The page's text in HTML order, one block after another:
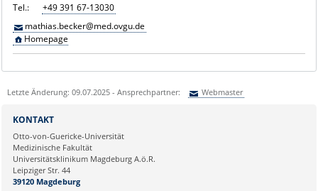
Tel.:
+49 391 67-13030
mathias.becker@med.ovgu.de
Homepage
Letzte Änderung: 09.07.2025 - Ansprechpartner: Webmaster
Ihre E-Mailadresse:
Ihr Anliegen:
KONTAKT
Otto-von-Guericke-Universität
Medizinische Fakultät
Universitätsklinikum Magdeburg A.ö.R.
Leipziger Str. 44
39120 Magdeburg